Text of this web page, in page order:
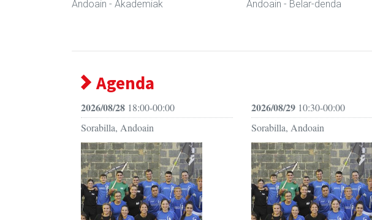
Andoain - Akademiak Andoain - Belar-denda
Agenda
2026/08/28 18:00-00:00
Sorabilla, Andoain
2026/08/2910:30-00:00
Sorabilla, Andoain